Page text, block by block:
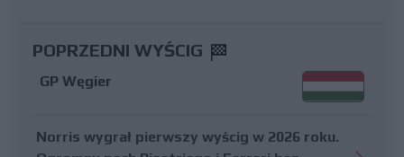
POPRZEDNI WYŚCIG
GP Węgier
Norris wygrał pierwszy wyścig w 2026 roku.